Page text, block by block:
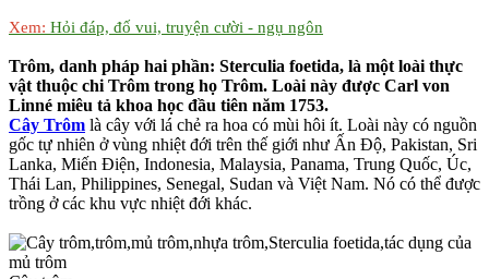
Xem: Hỏi đáp, đố vui, truyện cười - ngụ ngôn
Trôm, danh pháp hai phần: Sterculia foetida, là một loài thực
vật thuộc chi Trôm trong họ Trôm. Loài này được Carl von
Linné miêu tả khoa học đầu tiên năm 1753.
Cây Trôm là cây với lá chẻ ra hoa có mùi hôi ít. Loài này có nguồn
gốc tự nhiên ở vùng nhiệt đới trên thế giới như Ấn Độ, Pakistan, Sri
Lanka, Miến Điện, Indonesia, Malaysia, Panama, Trung Quốc, Úc,
Thái Lan, Philippines, Senegal, Sudan và Việt Nam. Nó có thể được
trồng ở các khu vực nhiệt đới khác.